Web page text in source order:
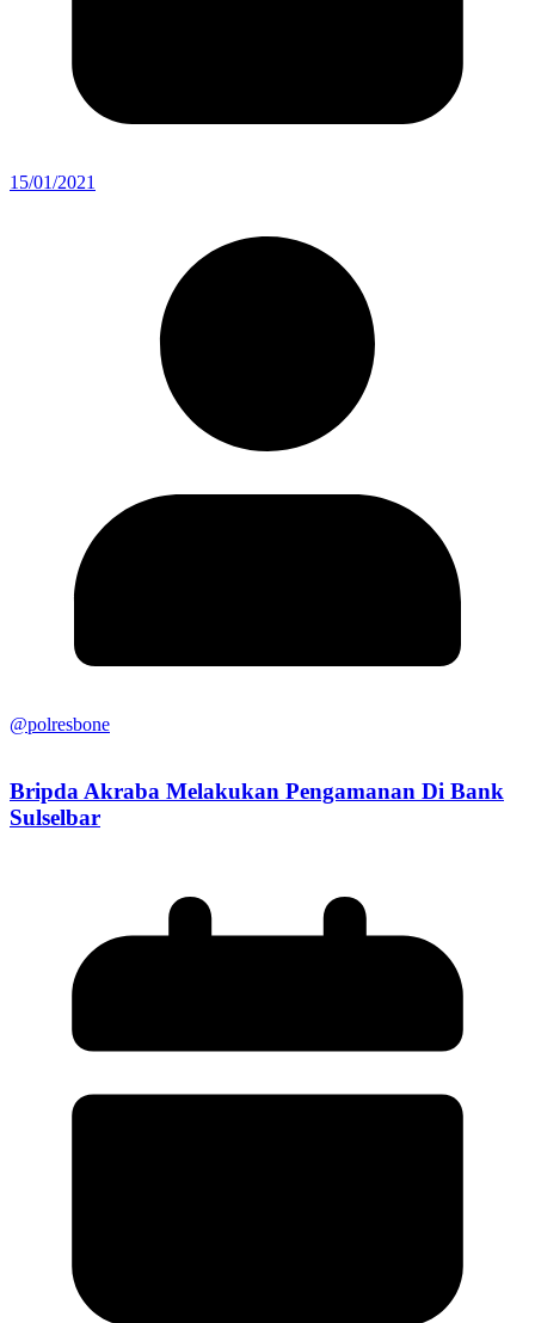
15/01/2021
@polresbone
Bripda Akraba Melakukan Pengamanan Di Bank
Sulselbar